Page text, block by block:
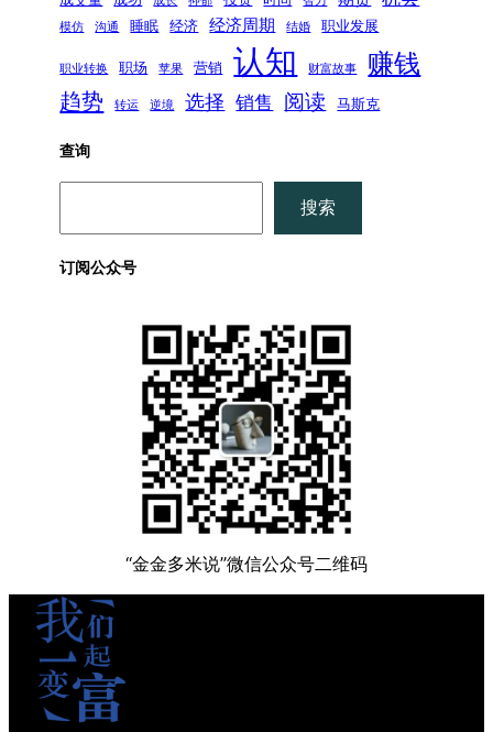
模仿 沟通 睡眠 经济 经济周期 结婚 职业发展
职业转换 职场 苹果 营销 认知 财富故事 赚钱
趋势 转运 逆境 选择 销售 阅读 马斯克
查询
搜索
订阅公众号
“金金多米说”微信公众号二维码